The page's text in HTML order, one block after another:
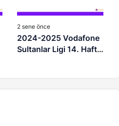
2 sene önce
2024-2025 Vodafone
Sultanlar Ligi 14. Hafta